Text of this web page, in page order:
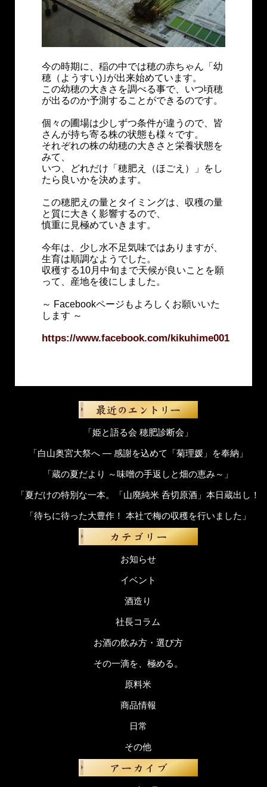
今の時期に、稲の中では穂の赤ちゃん「幼
穂（ようすい)｣が出来始めています。
この幼穂の大きさを調べる事で、いつ頃穂
が出るのか予測することができるのです。
個々の圃場は少しずつ条件が違うので、皆
さんが持ち寄る株の状態も様々です。
それぞれの株の幼穂の大きさと栄養状態を
みて、
いつ、どれだけ「穂肥え（ほごえ）」をし
たら良いかを決めます。
この穂肥えの量とタイミングは、収穫の量
と質に大きく影響するので、
慎重に見極めていきます。
今年は、少し水不足気味ではありますが、
生育は順調なようでした。
収穫する10月中旬まで天候が良いことを願
って、産地を後にしました。
～ Facebookページもよろしくお願いいた
します ～
https://www.facebook.com/kikuhime001
「姫と語る会 穂肥診断会」
「白山奥宮大祭へ ― 感謝を込めて「菊理媛」を奉納」
「蔵の夏だより ～味噌の手返しと畑の恵み～」
「夏だけの特別な一本。「山廃純米 呑切原酒」本日蔵出し！
「待ちに待った大豊作！ 本社で梅の収穫を行いました」
お知らせ
イベント
酒造り
社長コラム
お酒の飲み方・選び方
その一滴を、極める。
原料米
商品情報
日常
その他